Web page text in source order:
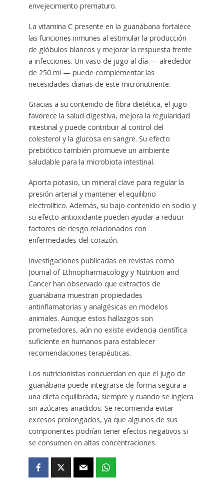
envejecimiento prematuro.
La vitamina C presente en la guanábana fortalece
las funciones inmunes al estimular la producción
de glóbulos blancos y mejorar la respuesta frente
a infecciones. Un vaso de jugo al día — alrededor
de 250 ml — puede complementar las
necesidades diarias de este micronutriente.
Gracias a su contenido de fibra dietética, el jugo
favorece la salud digestiva, mejora la regularidad
intestinal y puede contribuir al control del
colesterol y la glucosa en sangre. Su efecto
prebiótico también promueve un ambiente
saludable para la microbiota intestinal.
Aporta potasio, un mineral clave para regular la
presión arterial y mantener el equilibrio
electrolítico. Además, su bajo contenido en sodio y
su efecto antioxidante pueden ayudar a reducir
factores de riesgo relacionados con
enfermedades del corazón.
Investigaciones publicadas en revistas como
Journal of Ethnopharmacology y Nutrition and
Cancer han observado que extractos de
guanábana muestran propiedades
antinflamatorias y analgésicas en modelos
animales. Aunque estos hallazgos son
prometedores, aún no existe evidencia científica
suficiente en humanos para establecer
recomendaciones terapéuticas.
Los nutricionistas concuerdan en que el jugo de
guanábana puede integrarse de forma segura a
una dieta equilibrada, siempre y cuando se ingiera
sin azúcares añadidos. Se recomienda evitar
excesos prolongados, ya que algunos de sus
componentes podrían tener efectos negativos si
se consumen en altas concentraciones.